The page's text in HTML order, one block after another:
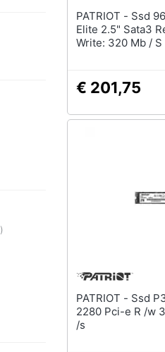
)
PATRIOT - Ssd 960gb Burst
Elite 2.5" Sata3
Write: 320 Mb / S
€ 201,75
PATRIOT - Ssd P320 2tb M.
2280 Pci-e R /w
/s